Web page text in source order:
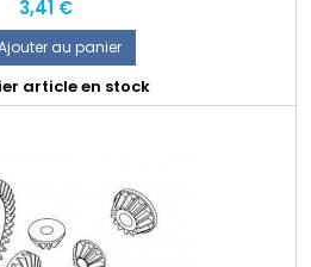
Prix
3,41 €
au panier
article en stock